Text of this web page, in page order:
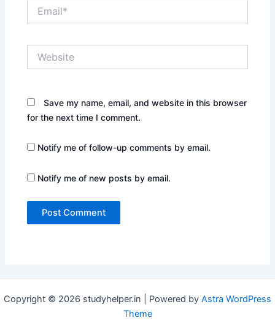
Save my name, email, and website in this browser
for the next time I comment.
Notify me of follow-up comments by email.
Notify me of new posts by email.
Copyright © 2026 studyhelper.in | Powered by Astra WordPress
Theme